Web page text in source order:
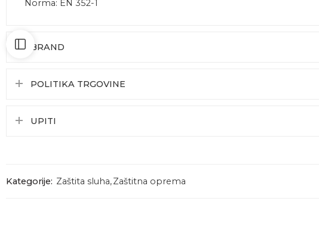
Norma: EN 352-1
BRAND
POLITIKA TRGOVINE
UPITI
Kategorije: Zaštita sluha,Zaštitna oprema